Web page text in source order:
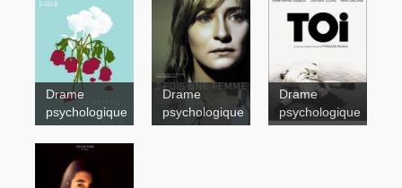
Météore
Le
Chorus
Le météore
Drame
psychologique
Drame
psychologique
Drame
psychologique